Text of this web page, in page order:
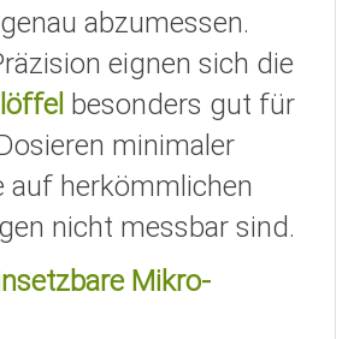
abzumessen.
eignen sich die
besonders gut für
minimaler
auf herkömmlichen
nicht messbar sind.
Mikro-